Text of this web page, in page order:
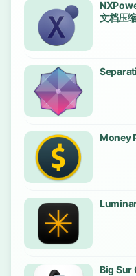
文档压
Money
Big Sur